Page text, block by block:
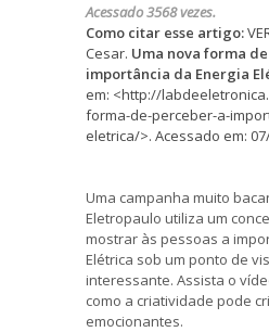
Acessado 3568 vezes.
Como citar esse artigo:
Cesar. Uma nova forma
importância da Energia
em: <http://
forma-de-perceber-a-
eletrica/>. Acessado em:
Uma campanha muito
Eletropaulo utiliza um
mostrar às pessoas a
Elétrica sob um ponto de
interessante. Assista o
como a criatividade pode
emocionantes.